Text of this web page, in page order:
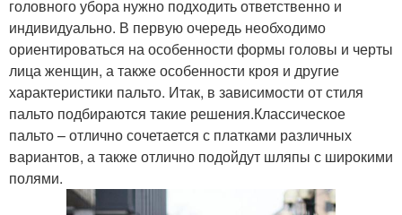
головного убора нужно подходить ответственно и
индивидуально. В первую очередь необходимо
ориентироваться на особенности формы головы и черты
лица женщин, а также особенности кроя и другие
характеристики пальто. Итак, в зависимости от стиля
пальто подбираются такие решения.Классическое
пальто – отлично сочетается с платками различных
вариантов, а также отлично подойдут шляпы с широкими
полями.